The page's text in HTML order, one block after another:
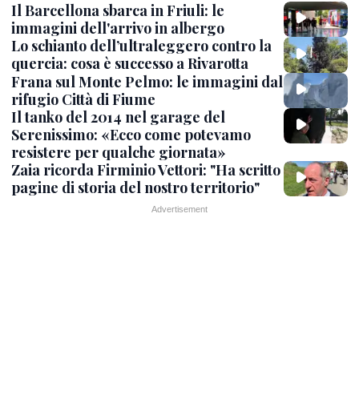
Il Barcellona sbarca in Friuli: le
immagini dell'arrivo in albergo
Lo schianto dell’ultraleggero contro la
quercia: cosa è successo a Rivarotta
Frana sul Monte Pelmo: le immagini dal
rifugio Città di Fiume
Il tanko del 2014 nel garage del
Serenissimo: «Ecco come potevamo
resistere per qualche giornata»
Zaia ricorda Firminio Vettori: "Ha scritto
pagine di storia del nostro territorio"